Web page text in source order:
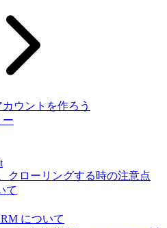
ウントを作ろう
ー
クローリングする時の注意点
て
について